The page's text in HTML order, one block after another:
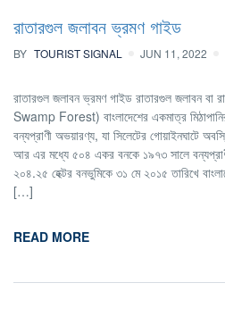
রাতারগুল জলাবন ভ্রমণ গাইড
BY TOURIST SIGNAL JUN 11, 2022
রাতারগুল জলাবন ভ্রমণ গাইড রাতারগুল জলাবন
Swamp Forest) বাংলাদেশের একমাত্র
বন্যপ্রাণী অভয়ারণ্য, যা সিলেটের গোয়াইনঘাটে
আর এর মধ্যে ৫০৪ একর বনকে ১৯৭৩ সালে
২০৪.২৫ হেক্টর বনভুমিকে ৩১ মে ২০১৫ তারিখে
[…]
READ MORE